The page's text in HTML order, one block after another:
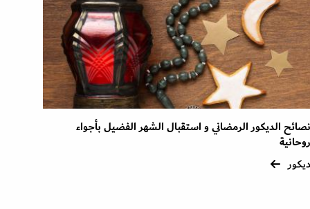
نصائح الديكور الرمضاني و استقبال الشهر الفضيل بأجواء
روحانية
ديكور